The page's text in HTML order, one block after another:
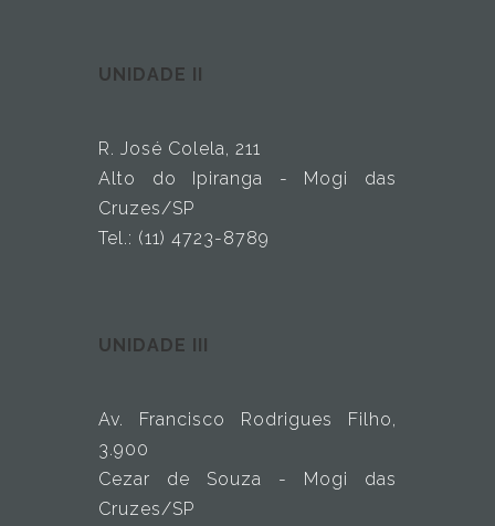
UNIDADE II
R. José Colela, 211
Alto do Ipiranga - Mogi das
Cruzes/SP
Tel.: (11) 4723-8789
UNIDADE III
Av. Francisco Rodrigues Filho,
3.900
Cezar de Souza - Mogi das
Cruzes/SP